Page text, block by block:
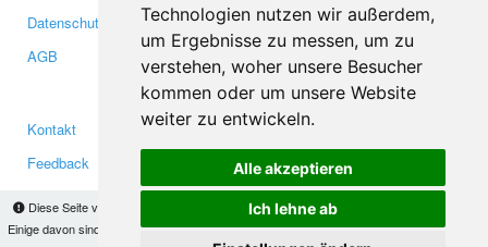
Technologien nutzen wir außerdem,
um Ergebnisse zu messen, um zu
verstehen, woher unsere Besucher
kommen oder um unsere Website
weiter zu entwickeln.
Alle akzeptieren
Ich lehne ab
Diese Seite verwendet Cookies, um Informationen auf Ihrem Computer zu speichern.
Einige davon sind notwendig, damit unsere Seite funktioniert, andere helfen uns dabei, das
Datenschutzerklärung
AGB
Investoren
Medien
Kontakt
Feedback
Facebook
Twitter
YouTube
Google+